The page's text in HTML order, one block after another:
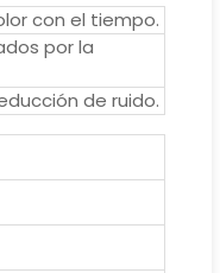
con el tiempo.
​​por la
de ruido.